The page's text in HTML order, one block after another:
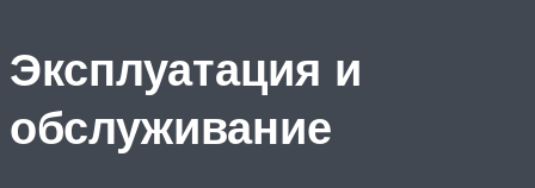
Эксплуатация и
обслуживание